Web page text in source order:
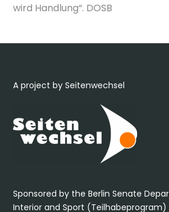
wird Handlung“. DOSB
A project by Seitenwechsel
Sponsored by the Berlin Senate
Interior and Sport (Teilhabeprogram)